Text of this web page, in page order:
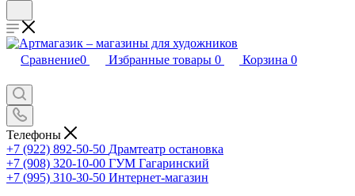
Сравнение0 Избранные товары 0 Корзина 0
Телефоны
+7 (922) 892-50-50 Драмтеатр остановка
+7 (908) 320-10-00 ГУМ Гагаринский
+7 (995) 310-30-50 Интернет-магазин